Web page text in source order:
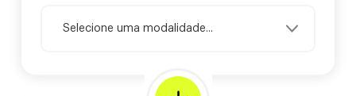
Selecione uma modalidade...